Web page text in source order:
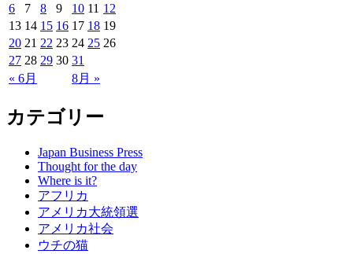
« 6月 8月 »
6
7 8 9 10 11 12
13 14 15 16 17 18 19
20 21 22 23 24 25 26
27 28 29 30 31
カテゴリー
Japan Business Press
Thought for the day
Where is it?
アフリカ
アメリカ大統領選
アメリカ社会
ウチの猫